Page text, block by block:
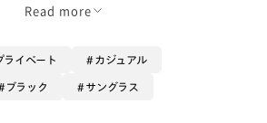
ったりのサングラス見つけてみてく
Read more
ライベート カジュアル
ブラック サングラス